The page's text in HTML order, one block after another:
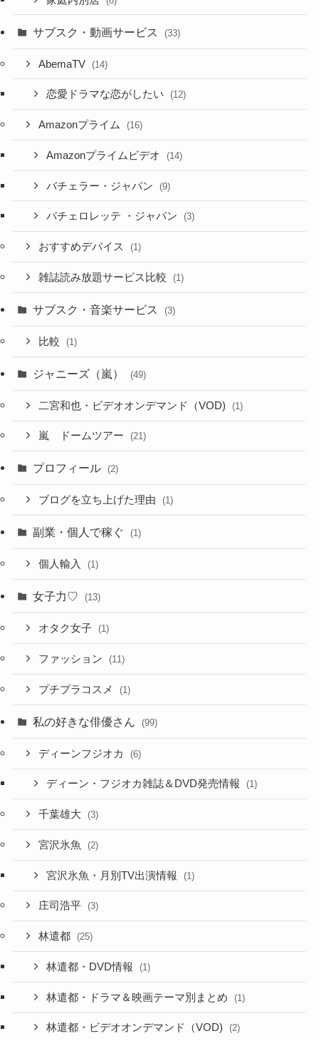
サブスク・動画サービス (33)
AbemaTV (14)
恋愛ドラマな恋がしたい (12)
Amazonプライム (16)
Amazonプライムビデオ (14)
バチェラー・ジャパン (9)
バチェロレッテ ・ジャパン (3)
おすすめデバイス (1)
雑誌読み放題サービス比較 (1)
サブスク・音楽サービス (3)
比較 (1)
ジャニーズ（嵐） (49)
二宮和也・ビデオオンデマンド（VOD) (1)
嵐 ドームツアー (21)
プロフィール (2)
ブログを立ち上げた理由 (1)
副業・個人で稼ぐ (1)
個人輸入 (1)
女子力♡ (13)
オタク女子 (1)
ファッション (11)
プチプラコスメ (1)
私の好きな俳優さん (99)
ディーンフジオカ (6)
ディーン・フジオカ雑誌＆DVD発売情報 (1)
千葉雄大 (3)
宮沢氷魚 (2)
宮沢氷魚・月別TV出演情報 (1)
庄司浩平 (3)
林遣都 (25)
林遣都・DVD情報 (1)
林遣都・ドラマ＆映画テーマ別まとめ (1)
林遣都・ビデオオンデマンド（VOD) (2)